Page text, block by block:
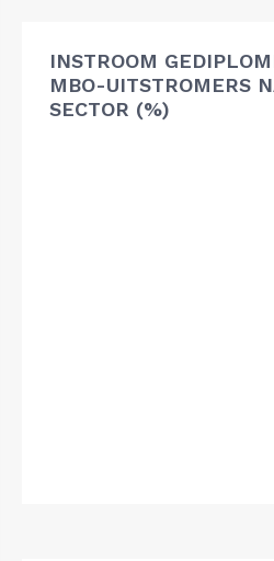
INSTROOM
MBO-UITSTROMERS
SECTOR (%)